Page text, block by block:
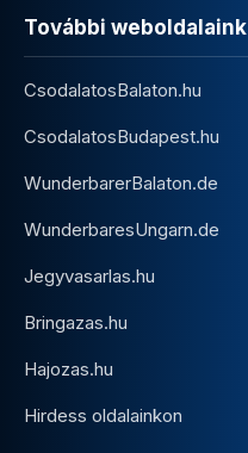
További weboldalaink
CsodalatosBalaton.hu
CsodalatosBudapest.hu
WunderbarerBalaton.de
WunderbaresUngarn.de
Jegyvasarlas.hu
Bringazas.hu
Hajozas.hu
Hirdess oldalainkon